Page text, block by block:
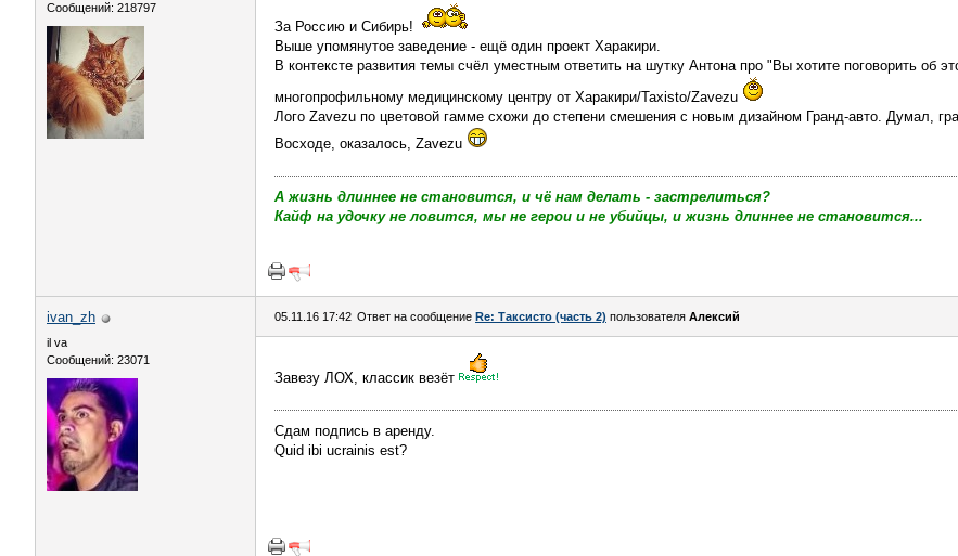
Сообщений: 218797
За Россию и Сибирь!
Выше упомянутое заведение - ещё один проект Харакири.
В контексте развития темы счёл уместным ответить на шутку Антона про "Вы хотите поговорить об
многопрофильному медицинскому центру от Харакири/Taxisto/Zavezu
Лого Zavezu по цветовой гамме схожи до степени смешения с новым дизайном Гранд-авто. Думал,
Восходе, оказалось, Zavezu
А жизнь длиннее не становится, и чё нам делать - застрелиться?
Кайф на удочку не ловится, мы не герои и не убийцы, и жизнь длиннее не становится...
ivаn_zh
il va
Сообщений: 23071
05.11.16 17:42 Ответ на сообщение Re: Таксисто (часть 2) пользователя Алексий
Завезу ЛОХ, классик везёт
Сдам подпись в аренду.
Quid ibi ucrainis est?